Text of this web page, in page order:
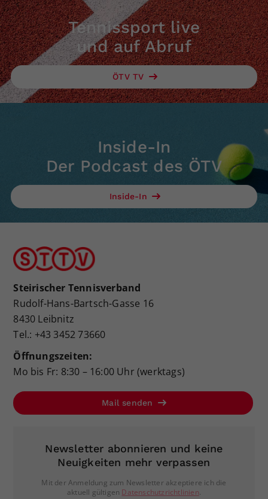
Tennissport live
und auf Abruf
ÖTV TV
Inside-In
Der Podcast des ÖTV
Inside-In
Steirischer Tennisverband
Rudolf-Hans-Bartsch-Gasse 16
8430 Leibnitz
Tel.: +43 3452 73660
Öffnungszeiten:
Mo bis Fr: 8:30 – 16:00 Uhr (werktags)
Mail senden
Newsletter abonnieren und keine
Neuigkeiten mehr verpassen
Mit der Anmeldung zum Newsletter akzeptiere ich die
aktuell gültigen Datenschutzrichtlinien.